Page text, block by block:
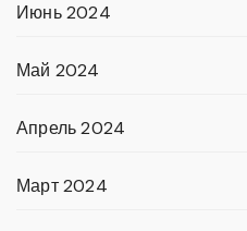
Июнь 2024
Май 2024
Апрель 2024
Март 2024